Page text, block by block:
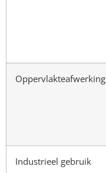
Oppervlakteafwerking
Industrieel gebruik